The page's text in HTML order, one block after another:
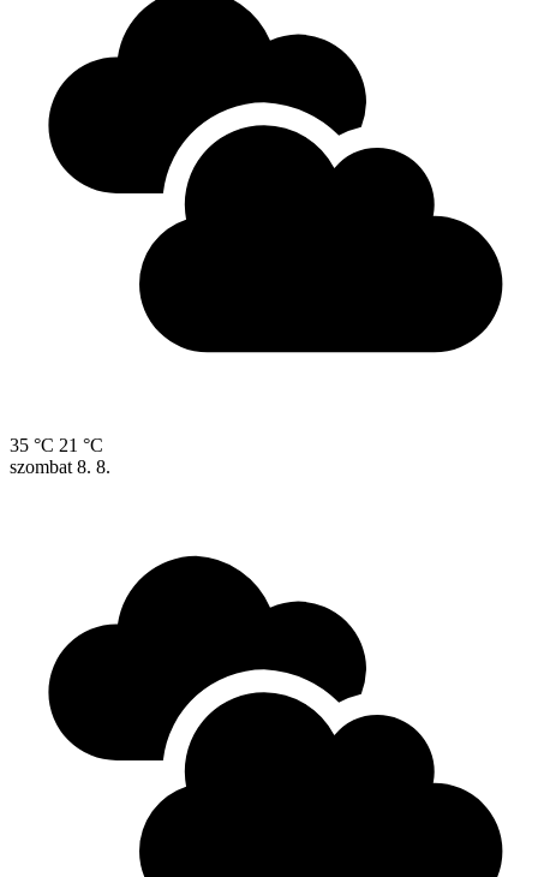
35 °C 21 °C
szombat 8. 8.